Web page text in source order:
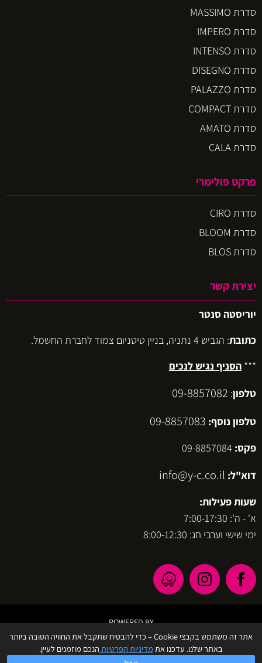
סדרת MASSIMO
סדרת IMPERO
סדרת INTENSO
סדרת DISEGNO
סדרת PALAZZO
סדרת COMPACT
סדרת AMATO
סדרת CALA
פרקט פולימרי
סדרת CIRO
סדרת BLOOM
סדרת BLOS
יצירת קשר
יוריסטה סנטר
כתובת: הגביש 4 נתניה, בניין טיטניום צמוד לחברת החשמל.
*** הסניף נגיש לנכים
טלפון:
09-8857082
טלפון נוסף: 09-8857083
פקס:
דוא"ל: info@y-c.co.il
שעות פעילות:
א' - ה': 7:00-17:30
ימי שישי וערבי חג: 8:00-12:30
POWERED BY
אתר זה משתמש בקבצי Cookie – כדי להבטיח שתקבל את החוויה הטובה ביותר
באתר שלנו. עדכנו את מדיניות הפרטיות הנכם מוזמנים לעיין.